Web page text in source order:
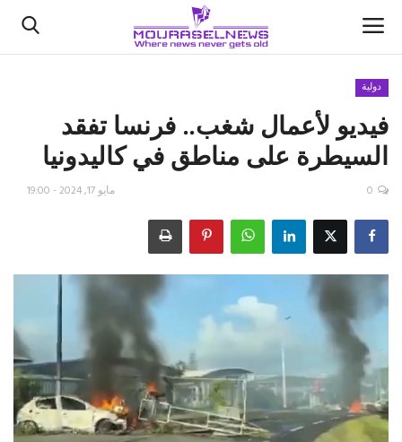
الأخبار
كتّابنا
اقتصاد
علوم وتكنولوجيا
رياضة
فيديو
دولية
فيديو لأعمال شغب.. فرنسا تفقد
السيطرة على مناطق في كاليدونيا
مايو 17, 2024 - 19:00 0